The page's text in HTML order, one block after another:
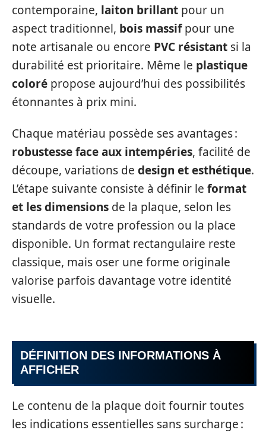
contemporaine, laiton brillant pour un
aspect traditionnel, bois massifpour une
note artisanale ou encore PVC résistant si la
durabilité est prioritaire. Même le plastique
coloré propose aujourd’hui des possibilités
étonnantes à prix mini.
Chaque matériau possède ses avantages :
robustesse face aux intempéries, facilité de
découpe, variations de design et esthétique.
L’étape suivante consiste à définir le format
et les dimensions de la plaque, selon les
standards de votre profession ou la place
disponible. Un format rectangulaire reste
classique, mais oser une forme originale
valorise parfois davantage votre identité
visuelle.
DÉFINITION DES INFORMATIONS À
AFFICHER
Le contenu de la plaque doit fournir toutes
les indications essentielles sans surcharge :